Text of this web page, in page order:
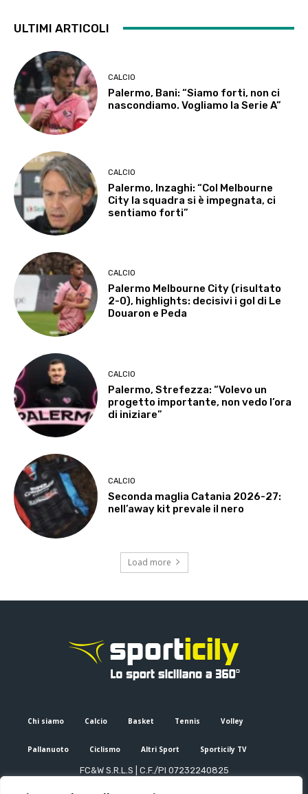
ULTIMI ARTICOLI
CALCIO
Palermo, Bani: “Siamo forti, non ci
nascondiamo. Vogliamo la Serie A”
CALCIO
Palermo, Inzaghi: “Col Melbourne
City la squadra si è impegnata, ci
sentiamo forti”
CALCIO
Palermo Melbourne City (risultato
2-0), highlights: decisivi i gol di Le
Douaron e Peda
CALCIO
Palermo, Strefezza: “Volevo un
progetto importante, non vedo l’ora
di iniziare”
CALCIO
Seconda maglia Catania 2026-27:
nell’away kit prevale il nero
Load more
Chi siamo Calcio Basket Tennis Volley
Pallanuoto Ciclismo Altri Sport Sporticily TV
FC&W S.R.L.S | C.F./PI 07232240825